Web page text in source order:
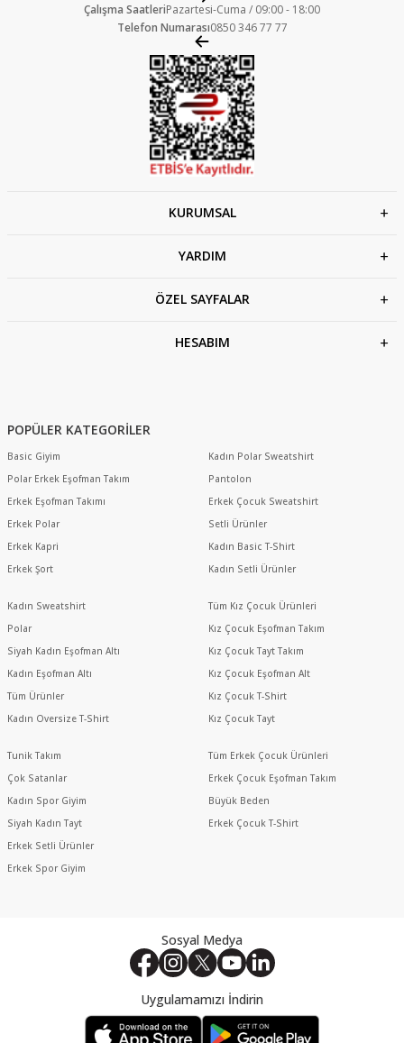
Çalışma SaatleriPazartesi-Cuma / 09:00 - 18:00
Telefon Numarası0850 346 77 77
KURUMSAL
YARDIM
ÖZEL SAYFALAR
HESABIM
Sosyal Medya
Uygulamamızı İndirin
POPÜLER KATEGORİLER
Basic Giyim
Polar Erkek Eşofman Takım
Erkek Eşofman Takımı
Erkek Polar
Erkek Kapri
Erkek Şort
Kadın Sweatshirt
Polar
Siyah Kadın Eşofman Altı
Kadın Eşofman Altı
Tüm Ürünler
Kadın Oversize T-Shirt
Tunik Takım
Çok Satanlar
Kadın Spor Giyim
Siyah Kadın Tayt
Erkek Setli Ürünler
Erkek Spor Giyim
Kadın Polar Sweatshirt
Pantolon
Erkek Çocuk Sweatshirt
Setli Ürünler
Kadın Basic T-Shirt
Kadın Setli Ürünler
Tüm Kız Çocuk Ürünleri
Kız Çocuk Eşofman Takım
Kız Çocuk Tayt Takım
Kız Çocuk Eşofman Alt
Kız Çocuk T-Shirt
Kız Çocuk Tayt
Tüm Erkek Çocuk Ürünleri
Erkek Çocuk Eşofman Takım
Büyük Beden
Erkek Çocuk T-Shirt